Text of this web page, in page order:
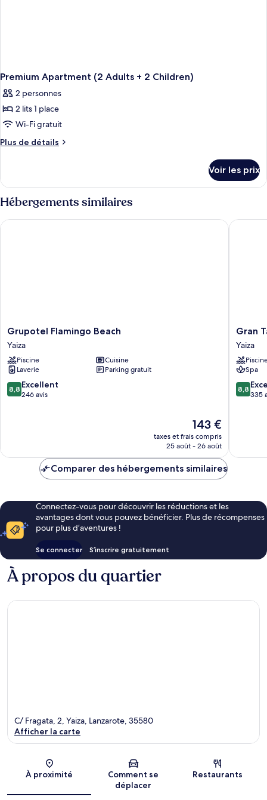
Premium Apartment (2 Adults + 2 Children)
2 personnes
2 lits 1 place
Wi-Fi gratuit
Plus de détails
Plus
le
type
de
chambre
Premium
Voir les prix
Hébergements similaires
Grupotel
Flamingo
Beach
Yaiza
Grupotel Flamingo Beach
Yaiza
Piscine
Cuisine
Laverie
Parking gratuit
8.8
sur
8,8 Excellent
246 avis
Le
nouveau
prix
de
143 €
taxes et frais compris
25 août - 26 août
Grupotel Flamingo Beach
Gran
Tagoro
Family
&
Fun
Playa
Blanca
Gran
Yaiza
Spa
8.8
sur
8,8
335
Gran
Comparer des hébergements similaires
Connectez-vous pour découvrir les réductions et les
avantages dont vous pouvez bénéficier. Plus de récompenses
pour plus d’aventures !
Se connecter S’inscrire gratuitement
À propos du quartier
Carte
C/ Fragata, 2, Yaiza, Lanzarote, 35580
Afficher la carte
À proximité
Comment se
déplacer
Restaurants